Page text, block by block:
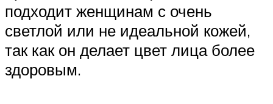
подходит женщинам с очень
светлой или не идеальной кожей,
так как он делает цвет лица более
здоровым.